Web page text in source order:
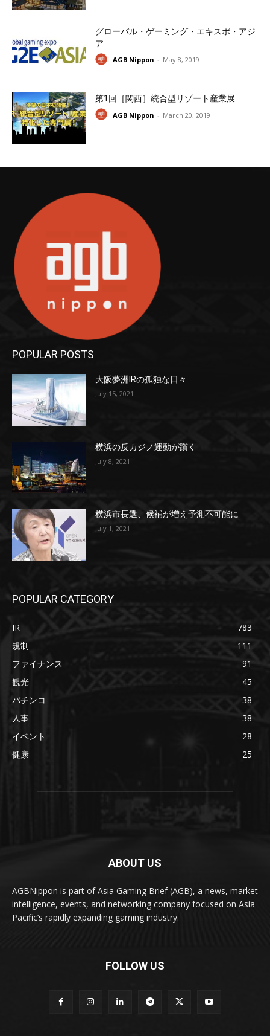
グローバル・ゲーミング・エキスポ・アジ
ア
AGB Nippon - May 8, 2019
第1回［関西］統合型リゾート産業展
AGB Nippon - March 20, 2019
POPULAR POSTS
大阪夢洲IRの孤独な日々
July 15, 2021
横浜の反カジノ運動が躓く
July 8, 2021
横浜市長選、候補が増え予測不可能に
July 1, 2021
POPULAR CATEGORY
IR
783
規制
111
ファイナンス
91
観光
45
パチンコ
38
人事
38
イベント
28
健康
25
ABOUT US
AGBNippon is part of Asia Gaming Brief (AGB), a news, market
intelligence, events, and networking company focused on Asia
Pacific’s rapidly expanding gaming industry.
FOLLOW US